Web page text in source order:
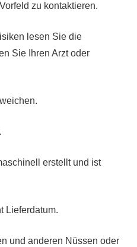
zu kontaktieren.
lesen Sie die
Sie Ihren Arzt oder
erstellt und ist
Lieferdatum.
und anderen Nüssen oder